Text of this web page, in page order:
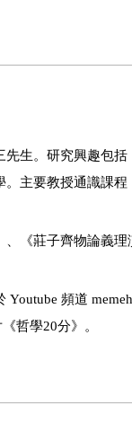
生。研究興趣包
主要教授通識課
《莊子齊物論義
頻道
哲學20分》。